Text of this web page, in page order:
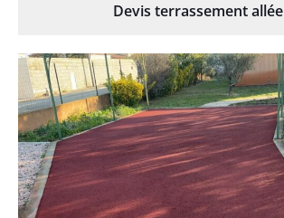
Devis terrassement allée